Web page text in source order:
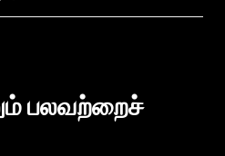
பலவற்றைச்